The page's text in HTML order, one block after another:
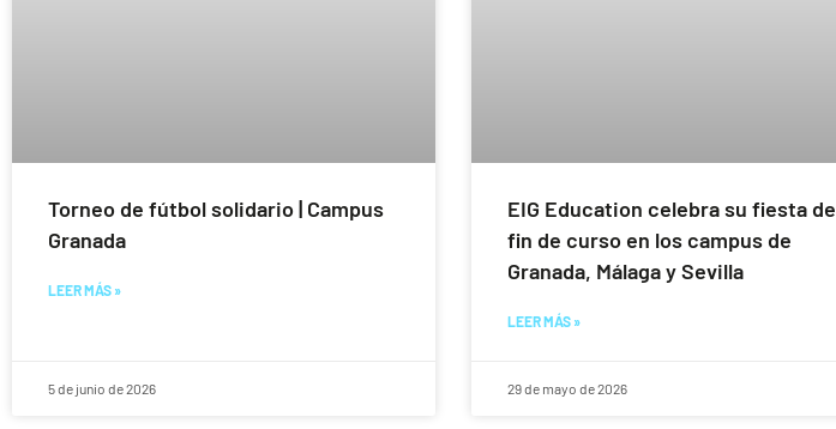
Torneo de fútbol solidario | Campus
Granada
LEER MÁS »
5 de junio de 2026
EIG Education celebra su fiesta de
fin de curso en los campus de
Granada, Málaga y Sevilla
LEER MÁS »
29 de mayo de 2026